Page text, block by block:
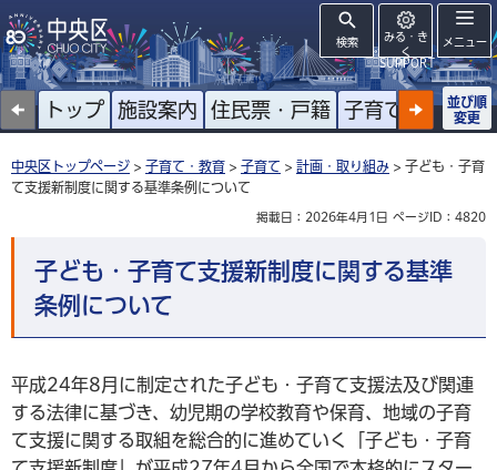
検索
みる・き
く
SUPPORT
メニュー
トップ 施設案内 住民票・戸籍 子育て 高齢者
並び順
変更
中央区トップページ > 子育て・教育 > 子育て > 計画・取り組み > 子ども・子育
て支援新制度に関する基準条例について
掲載日：2026年4月1日 ページID：4820
子ども・子育て支援新制度に関する基準
条例について
平成24年8月に制定された子ども・子育て支援法及び関連
する法律に基づき、幼児期の学校教育や保育、地域の子育
て支援に関する取組を総合的に進めていく「子ども・子育